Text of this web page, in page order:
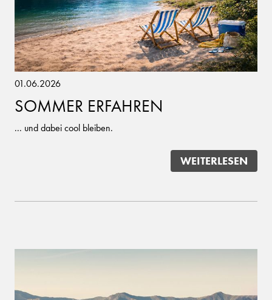
01.06.2026
SOMMER ERFAHREN
... und dabei cool bleiben.
WEITERLESEN